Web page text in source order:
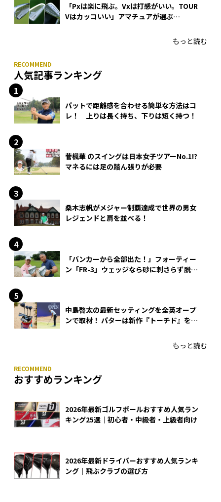
「Pxは楽に飛ぶ。Vxは打感がいい。TOUR
Vはカッコいい」アマチュアが選ぶ
もっと読む
人気記事ランキング
パットで距離感を合わせる簡単な方法はコ
レ！ 上りは長く持ち、下りは短く持つ！
菅楓華 のスイングは日本女子ツアーNo.1!?
マネるには足の踏ん張りが必要
桑木志帆がメジャー制覇達成で世界の男女
レジェンドと肩を並べる！
「バンカーから全部出た！」フォーティー
ン「FR-3」ウェッジなら砂に刺さらず脱出
中島啓太の最新セッティングを全英オープ
ンで取材！ パターは新作『トーチド』を投
もっと読む
おすすめランキング
2026年最新ゴルフボールおすすめ人気ラン
キング25選｜初心者・中級者・上級者向け
2026年最新ドライバーおすすめ人気ランキ
ング｜飛ぶクラブの選び方